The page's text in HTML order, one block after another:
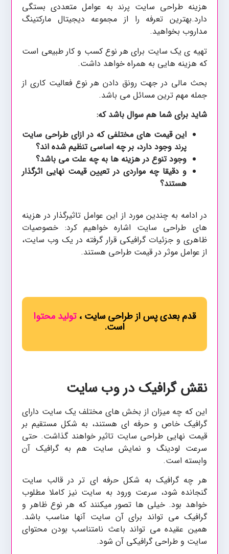
هزینه طراحی سایت پرند به عوامل متعددی بستگی
دارد.بهترین تعرفه را از مجموعه دیجیتال مارکتینگ
مداروب بخواهید.
تهیه ی یک سایت برای هر نوع کسب و کار طبیعی است
که هزینه هایی به همراه خواهد داشت.
بحث مالی در جهت رونق دادن هر نوع فعالیت کاری از
جمله مهم ترین مسائل می باشد.
شاید برای شما هم سوال باشد که:
این قیمت های مختلفی که در ازای طراحی سایت
پرند وجود دارد، بر چه اساسی تنظیم شده اند؟
وجود تنوع در هزینه ها به چه علت می باشد؟
و دقیقا چه مواردی در تعیین قیمت نهایی اثرگذار
هستند؟
در ادامه به چندین مورد از این عوامل تاثیرگذار در هزینه
های طراحی سایت اشاره خواهیم کرد: خصوصیات
ظاهری و جزئیات گرافیکی قرار گرفته در یک وب سایت،
از عوامل موثر در قیمت طراحی هستند.
قدم بعدی پس از طراحی سایت ،تولید محتوا
است.
نقش گرافیک در وب سایت
این که چه میزان از بخش های مختلف یک سایت دارای
گرافیک خاص و حرفه ای هستند، به شکل مستقیم بر
قیمت نهایی طراحی سایت تاثیر خواهند گذاشت. حتی
سرعت لودینگ و نمایش سایت هم به گرافیک آن
وابسته است.
هر چه گرافیک به شکل حرفه ای تر در قالب سایت
گنجانده شود، سرعت ورود به سایت نیز کاملا مطلوب
خواهد بود. خیلی ها تصور میکنند که هر نوع ظاهر و
گرافیک می تواند برای آن سایت آنها مناسب باشد.
همین عقیده می تواند باعث نامتناسب بودن محتوای
سایت و طراحی گرافیکی آن شود.